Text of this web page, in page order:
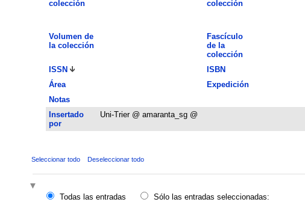
colección
colección
Volumen de
la colección
Fascículo
de la
colección
ISSN ISBN
Área
Expedición
Notas
Insertado
por
Uni-Trier @ amaranta_sg @
Seleccionar todo Deseleccionar todo
Todas las entradas
Sólo las entradas seleccionadas: